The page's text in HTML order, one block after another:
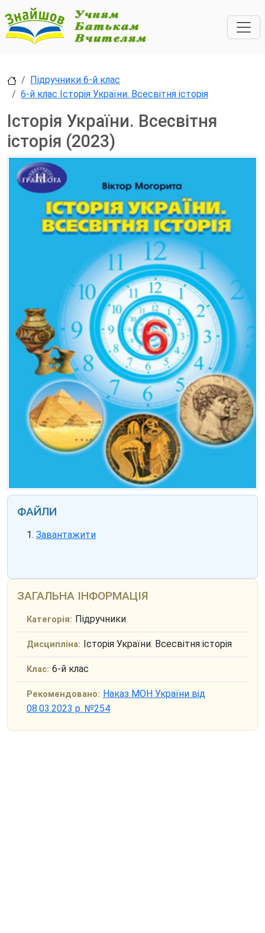
Підручники 6-й клас
6-й клас Історія України. Всесвітня історія
Історія України. Всесвітня
історія (2023)
ФАЙЛИ
Завантажити
ЗАГАЛЬНА ІНФОРМАЦІЯ
Категорія: Підручники
Дисципліна: Історія України. Всесвітня історія
Клас: 6-й клас
Рекомендовано: Наказ МОН України від
08.03.2023 р. №254